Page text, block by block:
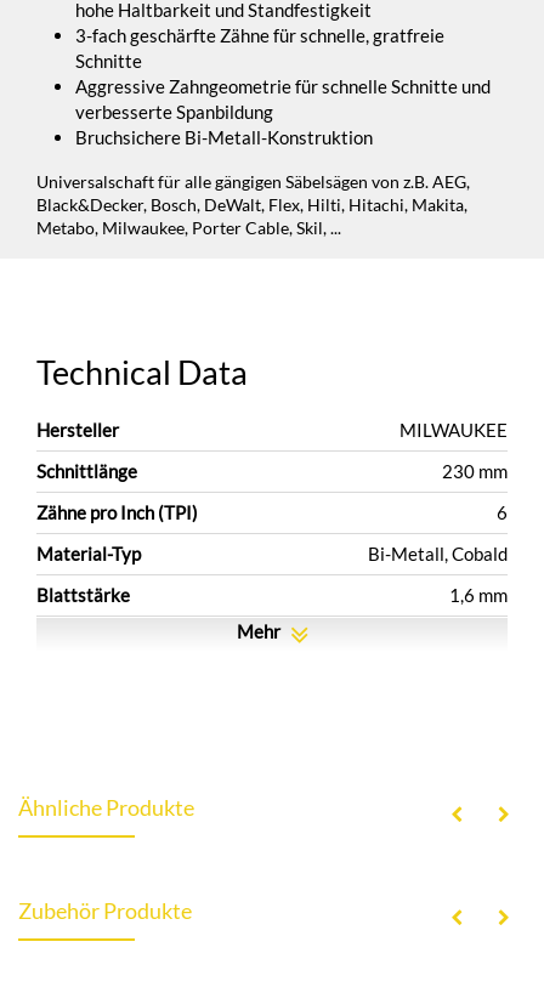
hohe Haltbarkeit und Standfestigkeit
3-fach geschärfte Zähne für schnelle, gratfreie
Schnitte
Aggressive Zahngeometrie für schnelle Schnitte und
verbesserte Spanbildung
Bruchsichere Bi-Metall-Konstruktion
Universalschaft für alle gängigen Säbelsägen von z.B. AEG,
Black&Decker, Bosch, DeWalt, Flex, Hilti, Hitachi, Makita,
Metabo, Milwaukee, Porter Cable, Skil, ...
Technical Data
Hersteller
MILWAUKEE
Schnittlänge
230 mm
Zähne pro Inch (TPI)
6
Material-Typ
Bi-Metall, Cobald
Blattstärke
1,6 mm
Mehr
Ähnliche Produkte
Zubehör Produkte